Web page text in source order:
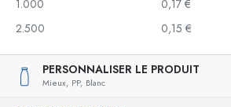
1.000
0,17 €
2.500
0,15 €
PERSONNALISER LE PRODUIT
Mieux, PP, Blanc